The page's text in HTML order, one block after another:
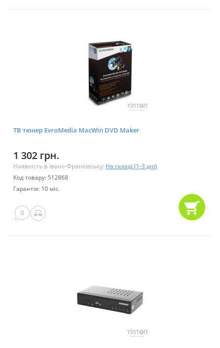
ТВ тюнер EvroMedia MacWin DVD Maker
1 302 грн.
Наявність в Івано-Франківську: На складі (1-3 дні)
Код товару: 512868
Гарантія: 10 міс.
0